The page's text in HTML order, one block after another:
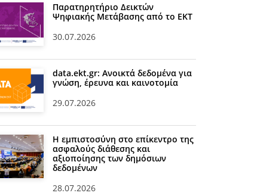
Παρατηρητήριο Δεικτών
Ψηφιακής Μετάβασης από το ΕΚΤ
30.07.2026
data.ekt.gr: Ανοικτά δεδομένα για
γνώση, έρευνα και καινοτομία
29.07.2026
Η εμπιστοσύνη στο επίκεντρο της
ασφαλούς διάθεσης και
αξιοποίησης των δημόσιων
δεδομένων
28.07.2026